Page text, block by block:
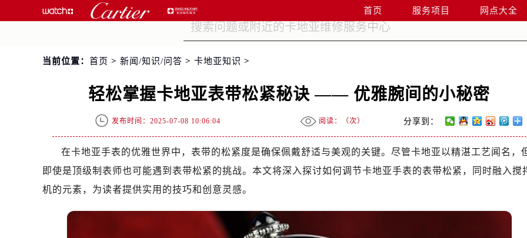
首页 服务项目 网点大全
当前位置： 首页 > 新闻/知识/问答 > 卡地亚知识 >
轻松掌握卡地亚表带松紧秘诀 —— 优雅腕间的小秘密
发布时间：2025-07-08 10:06:04 阅读：（次） 分享到：
在卡地亚手表的优雅世界中，表带的松紧度是确保佩戴舒适与美观的关键。尽管卡地亚以精湛工艺闻名，
即使是顶级制表师也可能遇到表带松紧的挑战。本文将深入探讨如何调节卡地亚手表的表带松紧，同时融入搅
机的元素，为读者提供实用的技巧和创意灵感。